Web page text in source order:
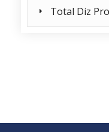
Total Diz